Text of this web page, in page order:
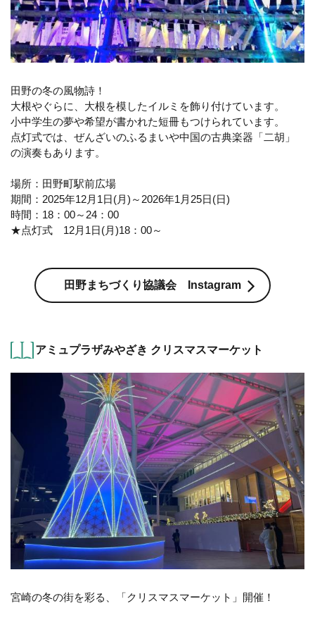
田野の冬の風物詩！
大根やぐらに、大根を模したイルミを飾り付けています。
小中学生の夢や希望が書かれた短冊もつけられています。
点灯式では、ぜんざいのふるまいや中国の古典楽器「二胡」
の演奏もあります。
場所：田野町駅前広場
期間：2025年12月1日(月)～2026年1月25日(日)
時間：18：00～24：00
★点灯式 12月1日(月)18：00～
田野まちづくり協議会 Instagram
アミュプラザみやざき クリスマスマーケット
宮崎の冬の街を彩る、「クリスマスマーケット」開催！